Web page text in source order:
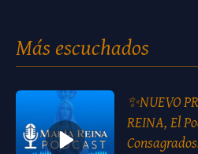
Más escuchados
✨NUEVO
REINA, El